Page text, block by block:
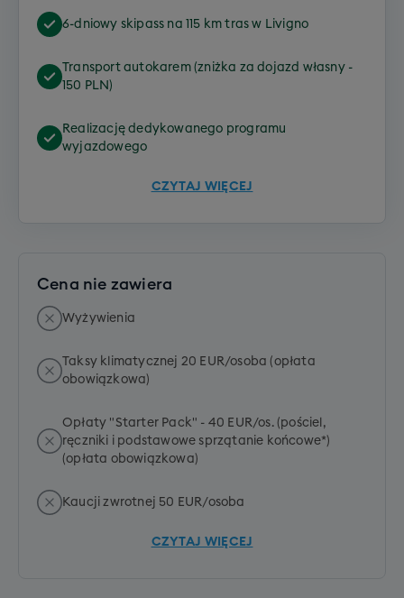
6-dniowy skipass na 115 km tras w Livigno
Transport autokarem (zniżka za dojazd własny -
150 PLN)
Realizację dedykowanego programu
wyjazdowego
CZYTAJ WIĘCEJ
Cena nie zawiera
Wyżywienia
Taksy klimatycznej 20 EUR/osoba (opłata
obowiązkowa)
Opłaty "Starter Pack" - 40 EUR/os. (pościel,
ręczniki i podstawowe sprzątanie końcowe*)
(opłata obowiązkowa)
Kaucji zwrotnej 50 EUR/osoba
CZYTAJ WIĘCEJ